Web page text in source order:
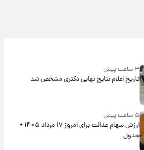
۳ ساعت پیش
تاریخ اعلام نتایج نهایی دکتری مشخص شد
۵ ساعت پیش
ارزش سهام عدالت برای امروز ۱۷ مرداد ۱۴۰۵ +
جدول